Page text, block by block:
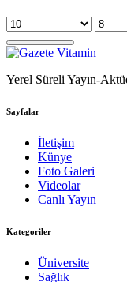
Yerel Süreli Yayın-
Sayfalar
İletişim
Künye
Foto Galeri
Videolar
Canlı Yayın
Kategoriler
Üniversite
Sağlık